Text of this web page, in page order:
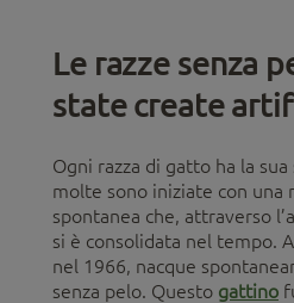
Le razze senza
state create
Ogni razza di gatto ha la
molte sono iniziate con una
spontanea che, attraverso
si è consolidata nel tempo.
nel 1966, nacque
senza pelo. Questo gattino